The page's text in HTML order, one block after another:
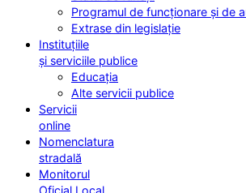
Programul de funcționare și de
Extrase din legislație
Instituțiile
și serviciile publice
Educația
Alte servicii publice
Servicii
online
Nomenclatura
stradală
Monitorul
Oficial Local